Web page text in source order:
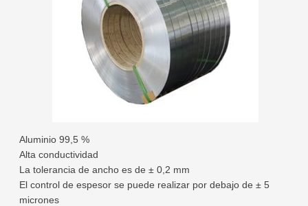
Aluminio 99,5 %
Alta conductividad
La tolerancia de ancho es de ± 0,2 mm
El control de espesor se puede realizar por debajo de ± 5
micrones